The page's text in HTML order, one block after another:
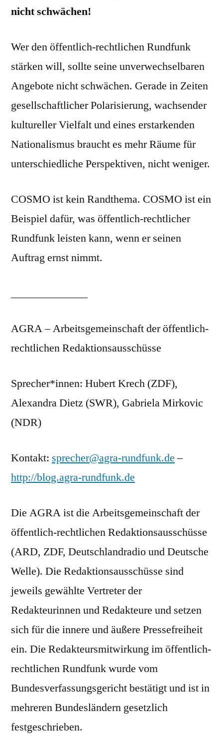
nicht schwächen!
Wer den öffentlich-rechtlichen Rundfunk
stärken will, sollte seine unverwechselbaren
Angebote nicht schwächen. Gerade in Zeiten
gesellschaftlicher Polarisierung, wachsender
kultureller Vielfalt und eines erstarkenden
Nationalismus braucht es mehr Räume für
unterschiedliche Perspektiven, nicht weniger.
COSMO ist kein Randthema. COSMO ist ein
Beispiel dafür, was öffentlich-rechtlicher
Rundfunk leisten kann, wenn er seinen
Auftrag ernst nimmt.
AGRA – Arbeitsgemeinschaft der öffentlich-
rechtlichen Redaktionsausschüsse
Sprecher*innen: Hubert Krech (ZDF),
Alexandra Dietz (SWR), Gabriela Mirkovic
(NDR)
Kontakt: sprecher@agra-rundfunk.de–
http://blog.agra-rundfunk.de
Die AGRA ist die Arbeitsgemeinschaft der
öffentlich-rechtlichen Redaktionsausschüsse
(ARD, ZDF, Deutschlandradio und Deutsche
Welle). Die Redaktionsausschüsse sind
jeweils gewählte Vertreter der
Redakteurinnen und Redakteure und setzen
sich für die innere und äußere Pressefreiheit
ein. Die Redakteursmitwirkung im öffentlich-
rechtlichen Rundfunk wurde vom
Bundesverfassungsgericht bestätigt und ist in
mehreren Bundesländern gesetzlich
festgeschrieben.